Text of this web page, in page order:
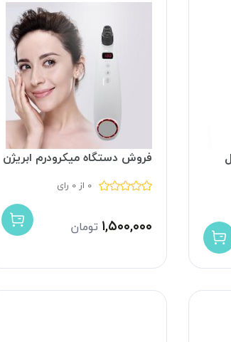
فروش دستگاه میکرودرم ابریژن
0 از 0 رای
۱,۵۰۰,۰۰۰ تومان